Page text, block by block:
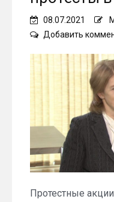
08.07.2021
Добавить
Протестные